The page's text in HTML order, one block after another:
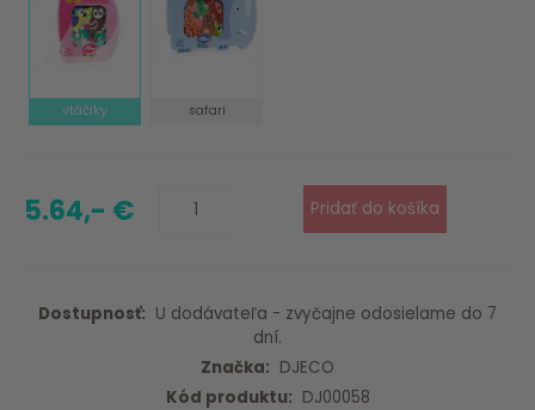
vtáčiky safari
5.64,- €
Dostupnosť: U dodávateľa - zvyčajne odosielame do 7
dní.
Značka: DJECO
Kód produktu: DJ00058